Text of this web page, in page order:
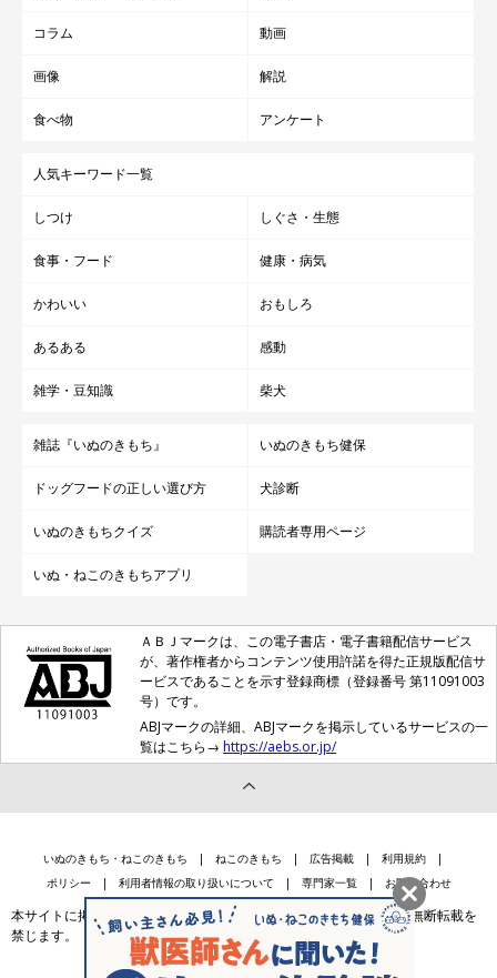
コラム 動画
画像 解説
食べ物 アンケート
人気キーワード一覧
しつけ しぐさ・生態
食事・フード 健康・病気
かわいい おもしろ
あるある 感動
雑学・豆知識 柴犬
雑誌『いぬのきもち』 いぬのきもち健保
ドッグフードの正しい選び方 犬診断
いぬのきもちクイズ 購読者専用ページ
いぬ・ねこのきもちアプリ
ＡＢＪマークは、この電子書店・電子書籍配信サービス
が、著作権者からコンテンツ使用許諾を得た正規版配信サ
ービスであることを示す登録商標（登録番号 第11091003
号）です。
ABJマークの詳細、ABJマークを掲示しているサービスの一
覧はこちら→ https://aebs.or.jp/
いぬのきもち・ねこのきもち ねこのきもち 広告掲載
利用規約
ポリシー
利用者情報の取り扱いについて 専門家一覧 お問い合わせ
本サイトに掲載されている記事・写真・イラスト等のコンテンツの無断転載を
禁じます。
会社案内 個人情報保護法に基づく公表事項等